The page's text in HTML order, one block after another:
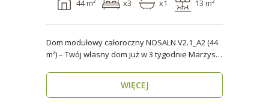
44 m² x3 x1 13 m²
Dom modułowy całoroczny NOSALN V2.1_A2 (44
m²) – Twój własny dom już w 3 tygodnie Marzysz
WIĘCEJ